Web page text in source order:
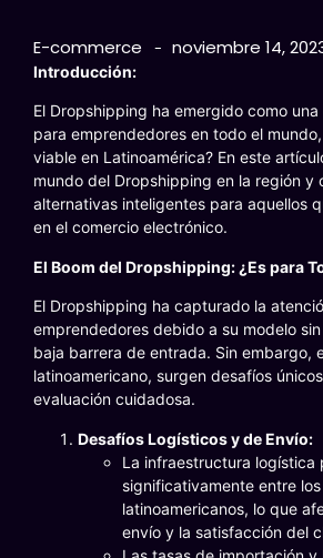
E-commerce - noviembre 14,
Introducción:
El Dropshipping ha emergido como
para emprendedores en todo el
viable en Latinoamérica? En este
mundo del Dropshipping en la región y
alternativas inteligentes para aquellos
en el comercio electrónico.
El Boom del Dropshipping: ¿Es para
El Dropshipping ha capturado la
emprendedores debido a su modelo
baja barrera de entrada. Sin embargo,
latinoamericano, surgen desafíos
evaluación cuidadosa.
Desafíos Logísticos y de Envío:
La infraestructura logística
significativamente entre
latinoamericanos, lo que
envío y la satisfacción del